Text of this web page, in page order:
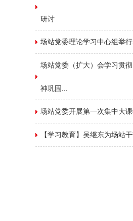
研讨
场站党委理论学习中心组举
场站党委（扩大）会学习贯
神巩固...
场站党委开展第一次集中大
【学习教育】吴继东为场站